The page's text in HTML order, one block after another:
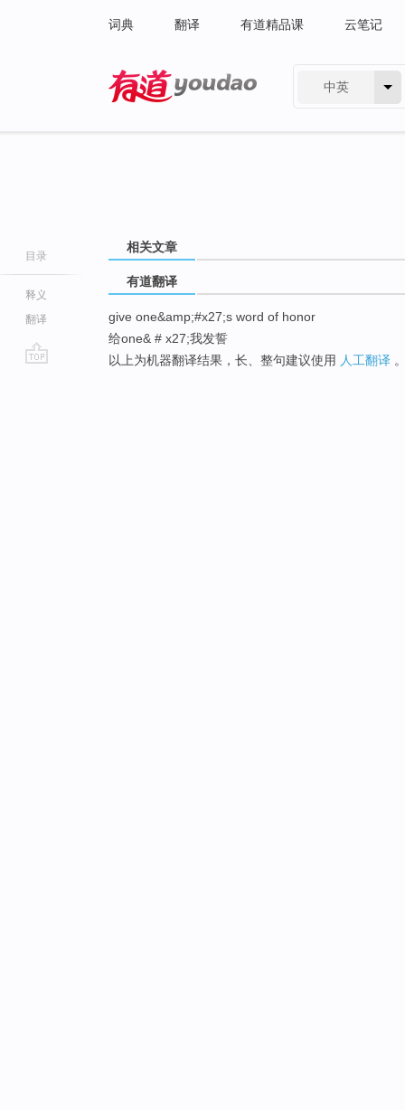
词典 翻译 有道精品课 云笔记
中英
目录
释义
翻译
相关文章
有道翻译
give one&amp;#x27;s word of honor
给one& # x27;我发誓
以上为机器翻译结果，长、整句建议使用 人工翻译